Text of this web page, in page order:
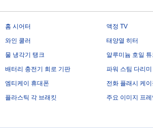
홈 시어터 액정 TV
와인 쿨러 태양열 히터
물 냉각기 탱크 알루미늄 호일 튜
배터리 충전기 회로 기판 파워 스팀 다리미
엠티케이 휴대폰 전화 플래시 케이
플라스틱 각 브래킷 주요 이미지 프레